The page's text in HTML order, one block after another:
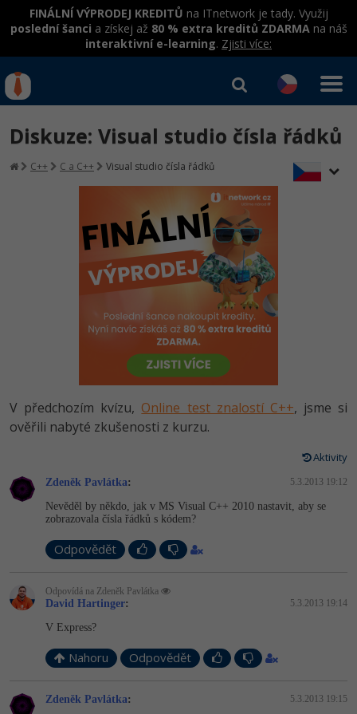
FINÁLNÍ VÝPRODEJ KREDITŮ na ITnetwork je tady. Využij
poslední šanci a získej až 80 % extra kreditů ZDARMAna náš
interaktivní e-learning. Zjisti více:
hrazené úřadem práce
Umělá inteligence v praxi
Datová analýza v praxi
Školení
Základy programování
Objektové programování - OOP
Umělá inteligence
HTML5, CSS3, Bootstrap, SEO
SQL a databáze
UML a návrhové vzory
React
ASP.NET MVC
Django
Školení dle technologií
C# .NET
PHP
JavaScript
HTML / CSS
UML a návrhové vzory
MS-SQL
SQLite
Kurzy IT profesí
Junior programátor
Programátor WWW aplikací
Senior programátor
Front-end developer
Vývojář mobilních aplikací
Specialista na AI a bigdata
Webdesigner
Tester
Systémový administrátor
Grafik / UX/UI návrhář
3D grafik
Projektový manažer
Databázový analytik
Kurzy programování
Jak začít?
-80%
C#.NET -80%
-80%
JavaScript -80%
C++ -80%
Swift -80%
Kotlin -80%
C -80%
VB.NET
SQL
Přihlásit se|Registrovat
Diskuze: Visual studio čísla řádků
C++ C a C++ Visual studio čísla řádků
V předchozím kvízu, Online test znalostí C++, jsme si
ověřili nabyté zkušenosti z kurzu.
Aktivity
Zdeněk Pavlátka: 5.3.2013 19:12
Nevěděl by někdo, jak v MS Visual C++ 2010 nastavit, aby se
zobrazovala čísla řádků s kódem?
Odpovědět
Odpovídá na Zdeněk Pavlátka
David Hartinger: 5.3.2013 19:14
V Express?
Nahoru Odpovědět
Zdeněk Pavlátka: 5.3.2013 19:15